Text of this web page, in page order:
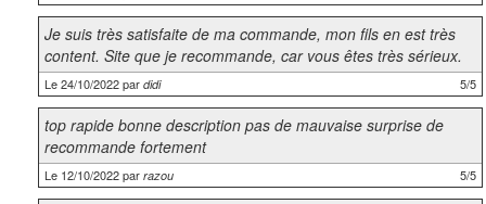
Je suis très satisfaite de ma commande, mon fils en est très
content. Site que je recommande, car vous êtes très sérieux.
Le 24/10/2022 par didi 5/5
top rapide bonne description pas de mauvaise surprise de
recommande fortement
Le 12/10/2022 par razou 5/5